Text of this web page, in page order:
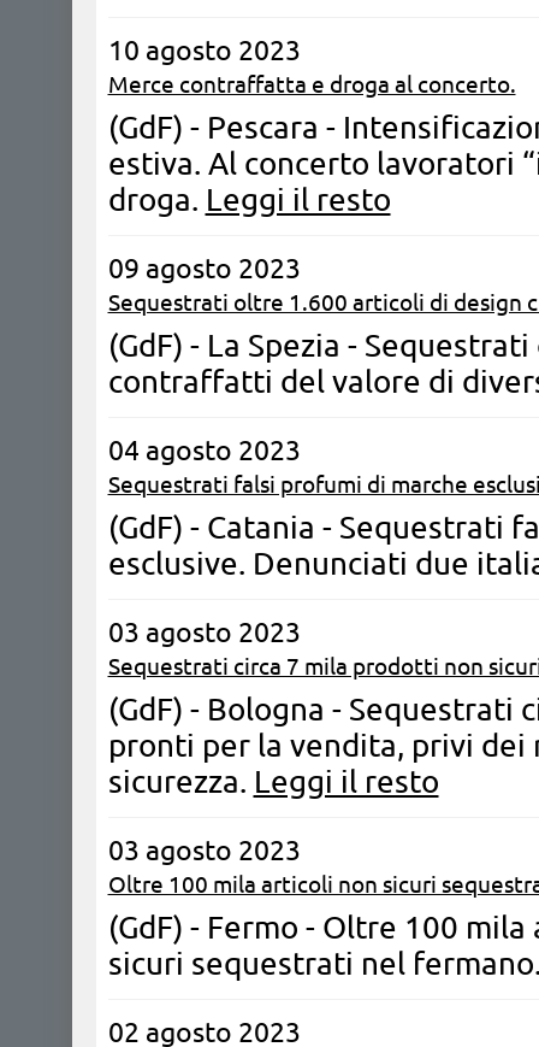
10 agosto 2023
Merce contraffatta e droga al concerto.
(GdF) - Pescara -
estiva. Al concerto lavoratori
droga. Leggi il resto
09 agosto 2023
Sequestrati oltre 1.600 articoli di design
(GdF) - La Spezia -
contraffatti del valore di
04 agosto 2023
Sequestrati falsi profumi di marche
(GdF) - Catania - Sequestrati
esclusive. Denunciati due
03 agosto 2023
Sequestrati circa 7 mila prodotti non
(GdF) - Bologna - Sequestrati
pronti per la vendita, privi
sicurezza. Leggi il resto
03 agosto 2023
Oltre 100 mila articoli non sicuri
(GdF) - Fermo - Oltre 100
sicuri sequestrati nel
02 agosto 2023